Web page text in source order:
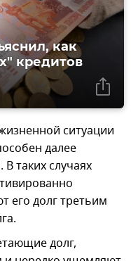
как
кредитов
ситуации
далее
таких случаях
его долг третьим
долг,